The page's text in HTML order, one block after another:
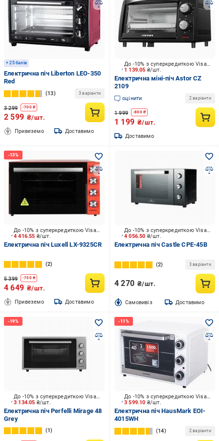
+ 25 балів
Електрична піч Liberton LEO-350
Red
13 3 варіанти
3 299 -700₴
2 599 ₴/шт.
Привеземо Доставимо
1 139.05 ₴/шт.
До -10% з суперкредиткою Visa Вигода
Електрична міні-піч Astor CZ
2109
оцінити 2 варіанти
1 999 -800₴
1 199 ₴/шт.
Доставимо
4 416.55 ₴/шт.
До -10% з суперкредиткою Visa Вигода
Електрична піч Luxell LX-9325CR
2
5 399 -750₴
4 649 ₴/шт.
Привеземо Доставимо
4 056.50 ₴/шт.
До -10% з суперкредиткою Visa Вигода
Електрична піч Castle CPE-45B
2 3 варіанти
4 270 ₴/шт.
Cамовивіз Доставимо
3 134.05 ₴/шт.
До -10% з суперкредиткою Visa Вигода
Електрична піч Perfelli Mirage 48
Grey
1
3 599.10 ₴/шт.
До -10% з суперкредиткою Visa Вигода
Електрична піч HausMark EOI-
4015WH
14 2 варіанти